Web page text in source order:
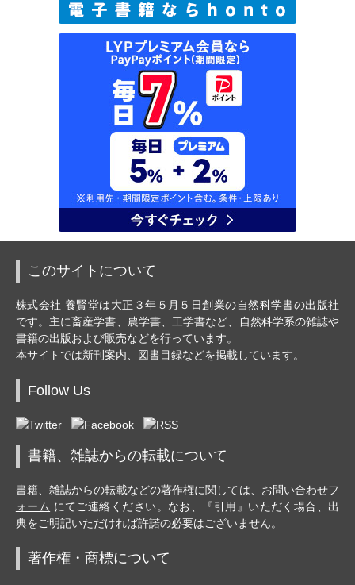
このサイトについて
株式会社 養賢堂は大正３年５月５日創業の自然科学書の出版社
です。主に畜産学書、農学書、工学書など、自然科学系の雑誌や
書籍の出版および販売などを行っています。
本サイトでは新刊案内、図書目録などを掲載しています。
Follow Us
書籍、雑誌からの転載について
書籍、雑誌からの転載などの著作権に関しては、 お問い合わせフ
ォーム にてご連絡ください。なお、『引用』いただく場合、出
典をご明記いただければ許諾の必要はございません。
著作権・商標について